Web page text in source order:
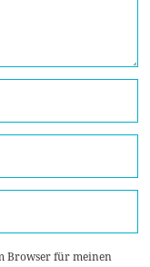
Browser für meinen